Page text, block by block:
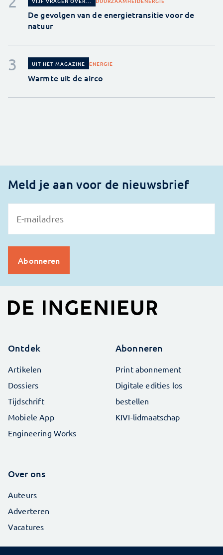
De gevolgen van de energietransitie voor de
natuur
UIT HET MAGAZINE ENERGIE
Warmte uit de airco
Meld je aan voor de nieuwsbrief
Ontdek
Artikelen
Dossiers
Tijdschrift
Mobiele App
Engineering Works
Abonneren
Print abonnement
Digitale edities los
bestellen
KIVI-lidmaatschap
Over ons
Auteurs
Adverteren
Vacatures